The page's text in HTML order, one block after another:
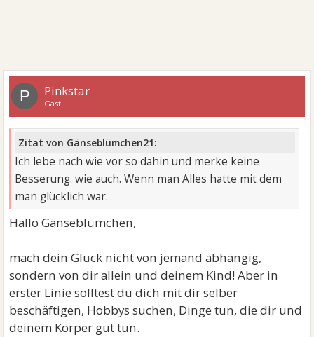
P Pinkstar
Gast
Zitat von Gänseblümchen21:
Ich lebe nach wie vor so dahin und merke keine
Besserung. wie auch. Wenn man Alles hatte mit dem
man glücklich war.
Hallo Gänseblümchen,
mach dein Glück nicht von jemand abhängig,
sondern von dir allein und deinem Kind! Aber in
erster Linie solltest du dich mit dir selber
beschäftigen, Hobbys suchen, Dinge tun, die dir und
deinem Körper gut tun.